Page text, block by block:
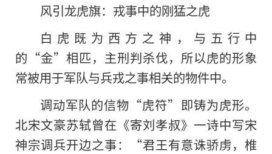
风引龙虎旗：戎事中的刚猛之虎
白虎既为西方之神，与五行中
的“金”相匹，主刑判杀伐，所以虎的形象
常被用于军队与兵戎之事相关的物件中。
调动军队的信物“虎符”即铸为虎形。
北宋文豪苏轼曾在《寄刘孝叔》一诗中写宋
神宗调兵开边之事：“君王有意诛骄虏，椎